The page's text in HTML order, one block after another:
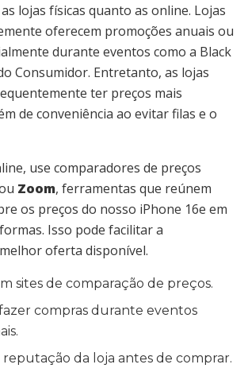
lojas físicas quanto as online. Lojas
oferecem promoções anuais ou
durante eventos como a Black
Consumidor. Entretanto, as lojas
ter preços mais
de conveniência ao evitar filas e o
use comparadores de preços
Zoom, ferramentas que reúnem
os preços do nosso iPhone 16e em
Isso pode facilitar a
oferta disponível.
sites de comparação de preços.
compras durante eventos
da loja antes de comprar.